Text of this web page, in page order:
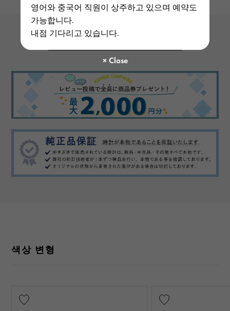
영어와 중국어 직원이 상주하고 있으며 예약도
가능합니다.
내점 기다리고 있습니다.
색상 변형